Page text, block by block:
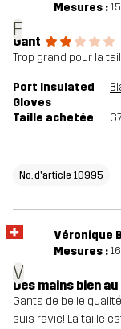
F
Mesures :
Gant
Trop grand pour la
Port Insulated
Gloves
Taille achetée
No. d'article 10995
V
Véronique
Mesures :
Des mains bien
Gants de belle
suis ravie! La taille